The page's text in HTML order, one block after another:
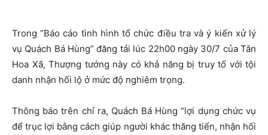
Trong “Báo cáo tình hình tổ chức điều tra và ý kiến xử lý
vụ Quách Bá Hùng” đăng tải lúc 22h00 ngày 30/7 của Tân
Hoa Xã, Thượng tướng này có khả năng bị truy tố với tội
danh nhận hối lộ ở mức độ nghiêm trọng.
Thông báo trên chỉ ra, Quách Bá Hùng “lợi dụng chức vụ
để trục lợi bằng cách giúp người khác thăng tiến, nhận hối